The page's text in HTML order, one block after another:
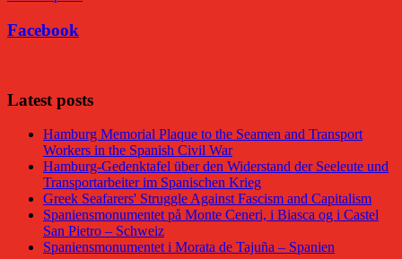
Facebook
Latest posts
Hamburg Memorial Plaque to the Seamen and Transport
Workers in the Spanish Civil War
Hamburg-Gedenktafel über den Widerstand der Seeleute und
Transportarbeiter im Spanischen Krieg
Greek Seafarers' Struggle Against Fascism and Capitalism
Spaniensmonumentet på Monte Ceneri, i Biasca og i Castel
San Pietro – Schweiz
Spaniensmonumentet i Morata de Tajuña – Spanien